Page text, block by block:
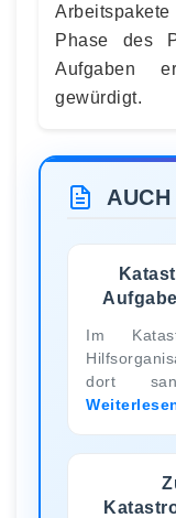
Phase des
Aufgaben
gewürdigt.
Im
dort